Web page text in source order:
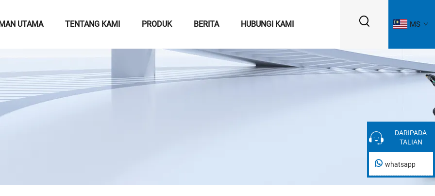
UTAMA TENTANG KAMI PRODUK BERITA HUBUNGI KAMI MS
DARIPADA
TALIAN
DARIPADA
TALIAN
whatsapp